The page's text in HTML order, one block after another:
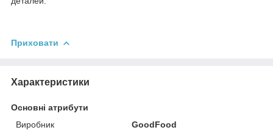
Приховати
Характеристики
Основні атрибути
Виробник
GoodFood